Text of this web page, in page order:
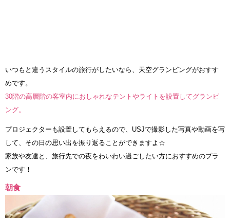
いつもと違うスタイルの旅行がしたいなら、天空グランピングがおすす
めです。
30階の高層階の客室内におしゃれなテントやライトを設置してグランピ
ング。
プロジェクターも設置してもらえるので、USJで撮影した写真や動画を写
して、その日の思い出を振り返ることができますよ☆
家族や友達と、旅行先での夜をわいわい過ごしたい方におすすめのプラ
ンです！
朝食